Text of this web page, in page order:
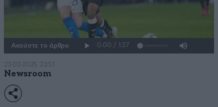
Ακούστε το άρθρο
23·03·2025 23:51
Newsroom